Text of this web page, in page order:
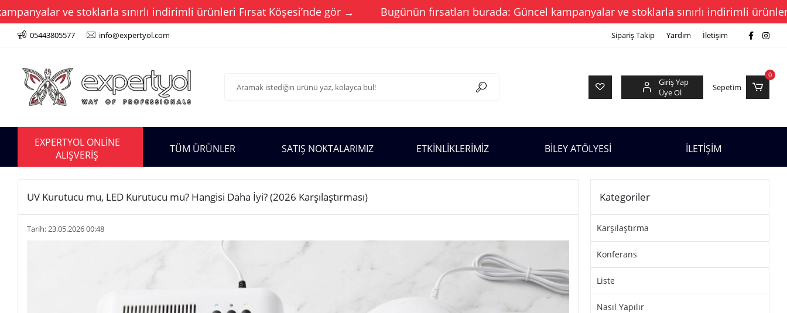
ve stoklarla sınırlı indirimli ürünleri Fırsat Köşesi’nde gör → Bugünün fırsatları burada: Güncel kampanyalar ve stoklarla sınırlı indirimli ürünleri
05443805577 info@expertyol.com Sipariş Takip Yardım İletişim
Giriş Yap
Üye Ol
Sepetim
0
EXPERTYOL ONLİNE
ALIŞVERİŞ
TÜM ÜRÜNLER SATIŞ NOKTALARIMIZ ETKİNLİKLERİMİZ BİLEY ATÖLYESİ İLETİŞİM
UV Kurutucu mu, LED Kurutucu mu? Hangisi Daha İyi? (2026 Karşılaştırması)
Tarih: 23.05.2026 00:48
Kategoriler
Karşılaştırma
Konferans
Liste
Nasıl Yapılır